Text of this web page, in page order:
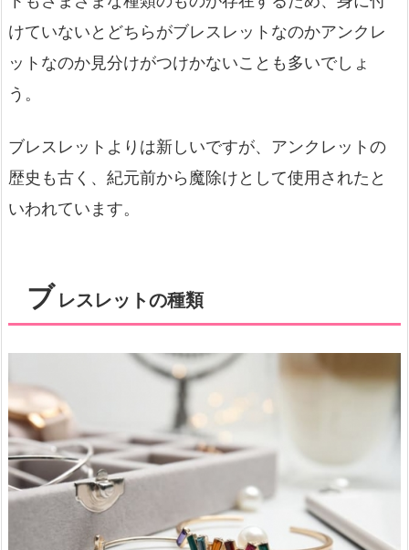
けていないとどちらがブレスレットなのかアンクレ
ットなのか見分けがつけかないことも多いでしょ
う。
ブレスレットよりは新しいですが、アンクレットの
歴史も古く、紀元前から魔除けとして使用されたと
いわれています。
ブ レスレットの種類